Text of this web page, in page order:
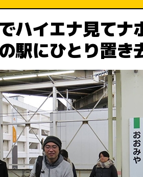
ハイエナ見てナ
駅にひとり置き